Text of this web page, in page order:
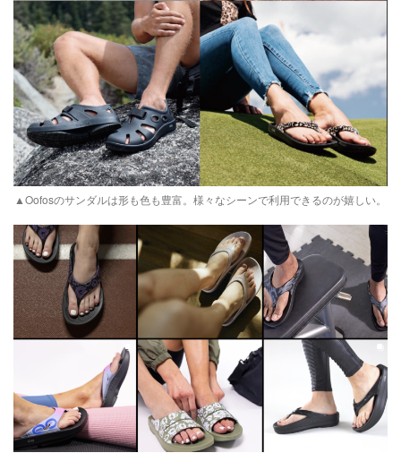
▲Oofosのサンダルは形も色も豊富。様々なシーンで利用できるのが嬉しい。